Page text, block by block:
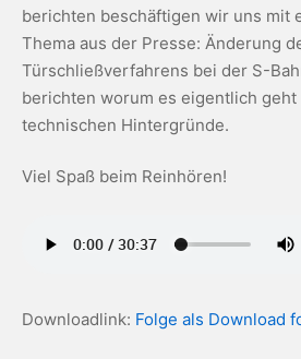
berichten beschäftigen wir uns mit
Thema aus der Presse: Änderung
Türschließverfahrens bei der S-
berichten worum es eigentlich
technischen Hintergründe.
Viel Spaß beim Reinhören!
Downloadlink: Folge als Download